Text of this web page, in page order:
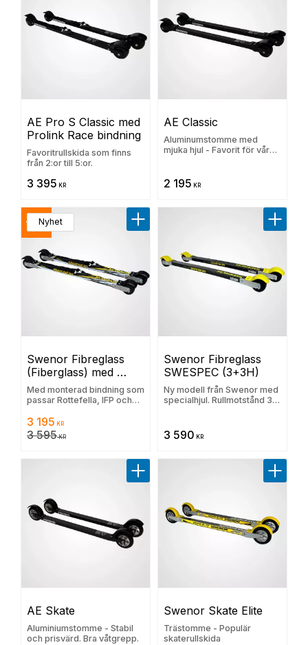
AE Pro S Classic med
Prolink Race bindning
Favoritrullskida som finns
från 2:or till 5:or.
3 395 KR
AE Classic
Aluminumstomme med
mjuka hjul - Favorit för våra
2 195 KR
Swenor Fibreglass
(Fiberglass) med
Prolink Race bindning
Med monterad bindning som
passar Rottefella, IFP och
3595 kr
3 195 KR
3 595KR
%
Nyhet
Lägg till i favoriter
Swenor Fibreglass
SWESPEC (3+3H)
Ny modell från Swenor med
specialhjul. Rullmotstånd 3
3 590 KR
Lägg
AE Skate
Aluminiumstomme - Stabil
och prisvärd. Bra våtgrepp.
Lägg till i favoriter
Swenor Skate Elite
Trästomme - Populär
skaterullskida
Lägg